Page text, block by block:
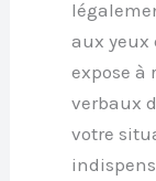
aux yeux
expose à
verbaux
votre